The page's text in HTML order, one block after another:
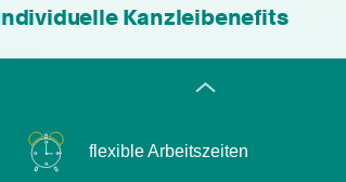
Kanzleibenefits
leistungsgerechte Bezahlung
flexible Arbeitszeiten
individuelle Fort- & Weiterbildung